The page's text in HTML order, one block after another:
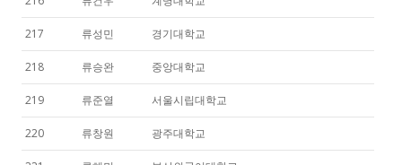
217 류성민 경기대학교
218 류승완 중앙대학교
219 류준열 서울시립대학교
220 류창원 광주대학교